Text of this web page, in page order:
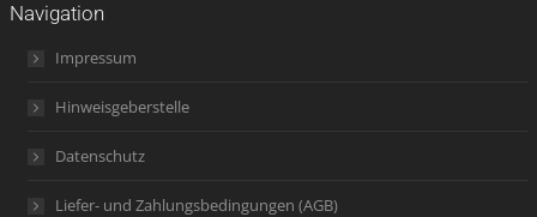
Navigation
Impressum
Hinweisgeberstelle
Datenschutz
Liefer- und Zahlungsbedingungen (AGB)